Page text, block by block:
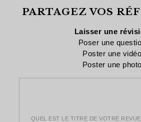
PARTAGEZ VOS
Laisser une
Poser une
Poster une vidéo
Poster une photo
QUEL EST LE TITRE DE VOTRE